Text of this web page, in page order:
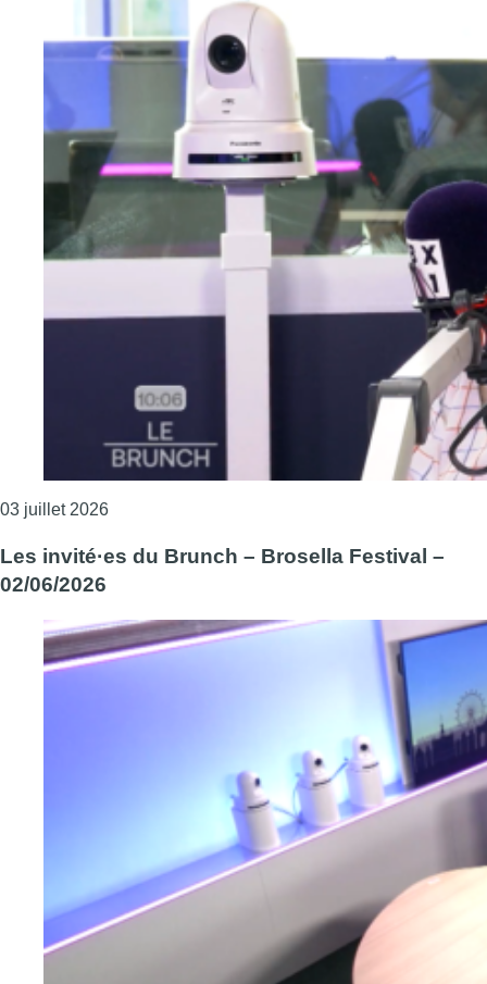
03 juillet 2026Consulter l'article "L’invitée du Brunch – Lyne
Les invité·es du Brunch – Brosella Festival –
02/06/2026